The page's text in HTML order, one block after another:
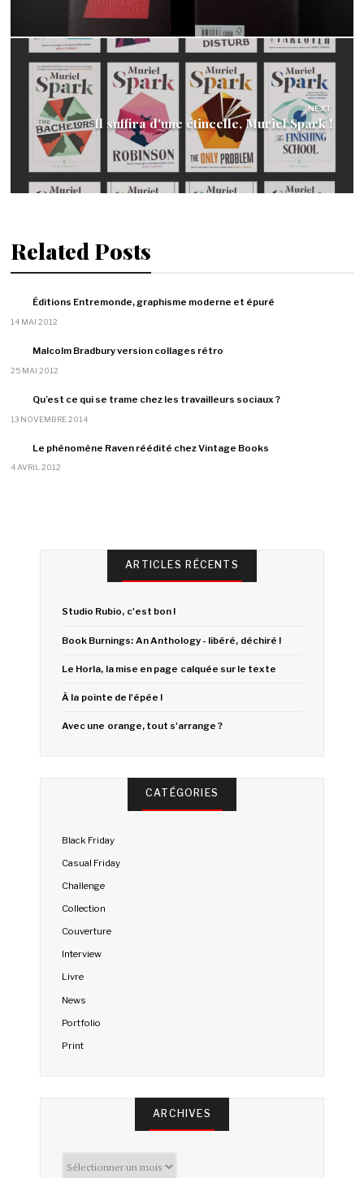
NEXT
Il suffira d'une étincelle, Muriel Spark !
Related Posts
Éditions Entremonde, graphisme moderne et épuré
14 MAI 2012
Malcolm Bradbury version collages rétro
25 MAI 2012
Qu’est ce qui se trame chez les travailleurs sociaux ?
13 NOVEMBRE 2014
Le phénomène Raven réédité chez Vintage Books
4 AVRIL 2012
ARTICLES RÉCENTS
Studio Rubio, c'est bon !
Book Burnings: An Anthology - libéré, déchiré !
Le Horla, la mise en page calquée sur le texte
À la pointe de l'épée !
Avec une orange, tout s'arrange ?
CATÉGORIES
Black Friday
Casual Friday
Challenge
Collection
Couverture
Interview
Livre
News
Portfolio
Print
ARCHIVES